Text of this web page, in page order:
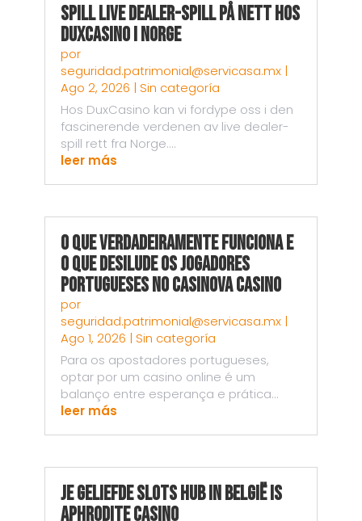
Spill live dealer-spill på nett hos
DuxCasino i Norge
por
seguridad.patrimonial@servicasa.mx|
Ago 2, 2026 | Sin categoría
Hos DuxCasino kan vi fordype oss i den
fascinerende verdenen av live dealer-
spill rett fra Norge....
leer más
O Que Verdadeiramente Funciona e
o Que Desilude os Jogadores
Portugueses no Casinova Casino
por
seguridad.patrimonial@servicasa.mx|
Ago 1, 2026 | Sin categoría
Para os apostadores portugueses,
optar por um casino online é um
balanço entre esperança e prática...
leer más
Je Geliefde Slots Hub in België is
Aphrodite Casino